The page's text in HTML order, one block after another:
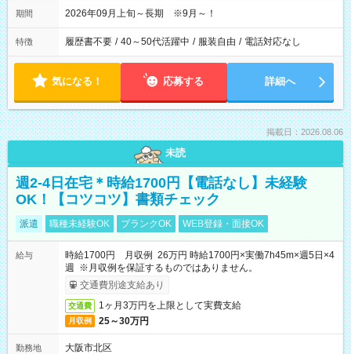
期間 2026年09月上旬～長期 ※9月～！
特徴 履歴書不要 / 40～50代活躍中 / 服装自由 / 電話対応なし
気になる！ 応募する 詳細へ
掲載日：2026.08.06
未読
週2-4日在宅＊時給1700円【電話なし】未経験
OK！【コツコツ】書類チェック
派遣 職種未経験OK ブランクOK WEB登録・面接OK
給与
時給1700円 月収例 26万円 時給1700円×実働7h45m×週5日×4
週 ※月収例を保証するものではありません。
交通費別途支給あり
交通費 1ヶ月3万円を上限として実費支給
月収例 25～30万円
勤務地
大阪市北区